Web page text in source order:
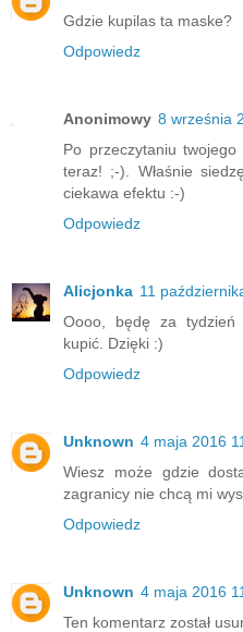
Gdzie kupilas ta maske?
Odpowiedz
Anonimowy 8 września
Po przeczytaniu
teraz! ;-). Właśnie
ciekawa efektu :-)
Odpowiedz
Alicjonka 11
Oooo, będę za tydzień
kupić. Dzięki :)
Odpowiedz
Unknown 4 maja 2016
Wiesz może gdzie
zagranicy nie chcą mi
Odpowiedz
Unknown 4 maja 2016
Ten komentarz został